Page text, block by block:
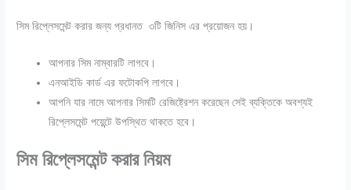
সিম রিপ্লেসমেন্ট করার জন্য প্রধানত ৩টি জিনিস এর প্রয়োজন হয়।
আপনার সিম নাম্বারটি লাগবে।
এনআইডি কার্ড এর ফটোকপি লাগবে।
আপনি যার নামে আপনার সিমটি রেজিষ্ট্রেশন করেছেন সেই ব্যক্তিকে অবশ্যই
রিপ্লেসমেন্ট পয়েন্টে উপস্থিত থাকতে হবে।
সিম রিপ্লেসমেন্ট করার নিয়ম